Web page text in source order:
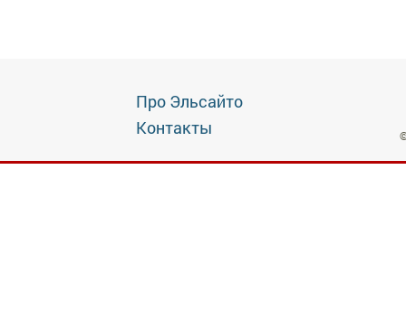
Про Эльсайто
Контакты